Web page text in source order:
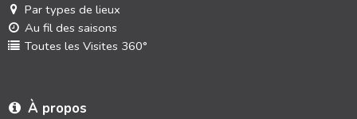
Par types de lieux
Au fil des saisons
Toutes les Visites 360°
À propos